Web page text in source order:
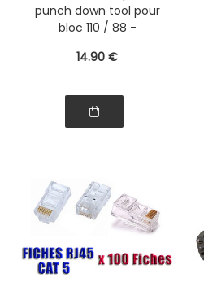
punch down tool pour
bloc 110 / 88 -
14.90 €